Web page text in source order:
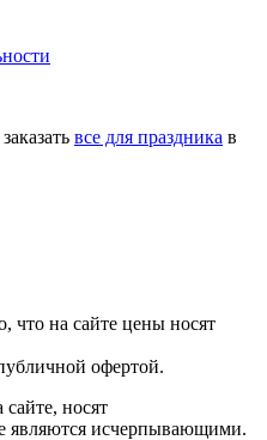
все для праздника в
на сайте цены носят
офертой.
носят
являются исчерпывающими.